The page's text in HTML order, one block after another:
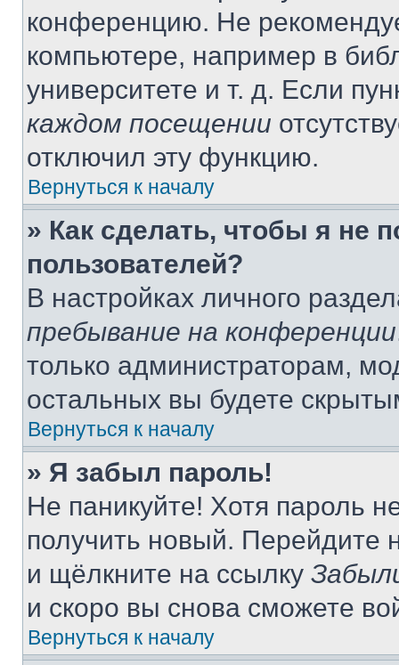
конференцию. Не
компьютере, например в
университете и т. д. Если
каждом посещении
отключил эту функцию.
Вернуться к началу
» Как сделать, чтобы я не
пользователей?
В настройках личного
пребывание на конференции
только администраторам,
остальных вы будете
Вернуться к началу
» Я забыл пароль!
Не паникуйте! Хотя пароль
получить новый. Перейдите
и щёлкните на ссылку
и скоро вы снова сможете
Вернуться к началу